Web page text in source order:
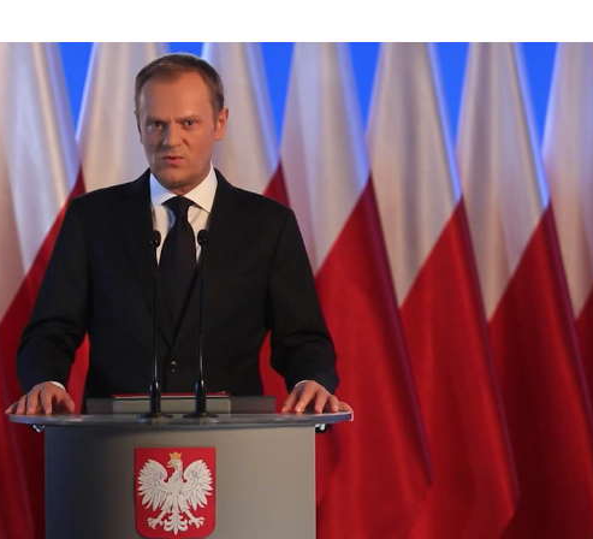
umělé inteligence budou na fóru AI zvláště diskutovanou
vyhrazenou tematickou trať skládající se z panelů,
akcí. Budou diskutovány klíčové otázky vlivu umělé
ale i v sektoru veřejných a komerčních služeb. Budou se
kterým bude muset trh čelit tváří v tvář zásadním
Účastníci fóra také zváží, do jaké míry investice do vědeckého
umělé inteligence v mnoha oblastech života umožní
ve vztahu ke globálním ekonomikám a
evropských zemí.